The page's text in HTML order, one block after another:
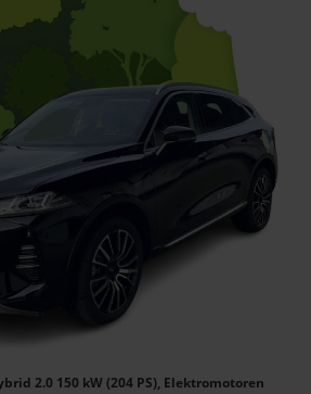
2.0 150 kW (204 PS), Elektromotoren